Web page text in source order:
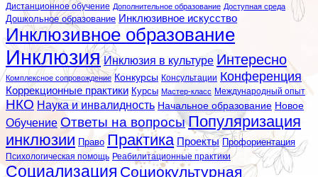
Дистанционное обучение Дополнительное образование Доступная среда
Дошкольное образование Инклюзивное искусство
Инклюзивное образование
Инклюзия Инклюзия в культуре Интересно
Комплексное сопровождение Конкурсы Консультации Конференция
Коррекционные практики Курсы Мастер-класс Международный опыт
НКО Наука и инвалидность Начальное образование Новое
Обучение Ответы на вопросы Популяризация
инклюзии Право Практика Проекты Профориентация
Психологическая помощь Реабилитационные практики
Социализация Социокультурная